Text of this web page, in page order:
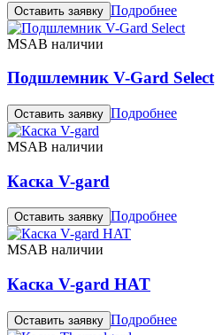
Оставить заявку Подробнее
MSAВ наличии
Подшлемник V-Gard Select
Оставить заявку Подробнее
MSAВ наличии
Каска V-gard
Оставить заявку Подробнее
MSAВ наличии
Каска V-gard HAT
Оставить заявку Подробнее